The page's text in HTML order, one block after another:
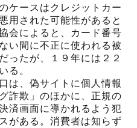
ケースはクレジットカー
用された可能性があると
会によると、カード番号
い間に不正に使われる被
ったが、１９年には２２
る。
は、偽サイトに個人情報
詐欺」のほかに、正規の
済画面に導かれるよう犯
がある。消費者は知らず